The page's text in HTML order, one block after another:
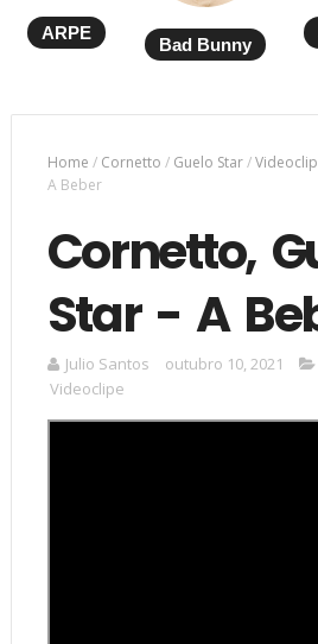
ARPE
Bad Bunny
Home / Cornetto / Guelo Star/
A Beber
Cornetto,
Star - A
Julio Santos outubro 10, 2021
Videoclipe